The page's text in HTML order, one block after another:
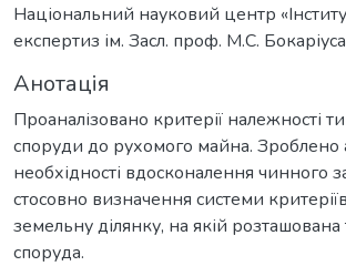
Національний науковий центр
експертиз ім. Засл. проф. М.С.
Анотація
Проаналізовано критерії належності
споруди до рухомого майна. Зроблено
необхідності вдосконалення чинного
стосовно визначення системи
земельну ділянку, на якій розташована
споруда.